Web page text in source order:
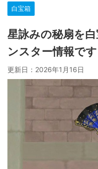
白宝箱
星詠みの秘扇を
ンスター情報です
更新日： 2026年1月16日